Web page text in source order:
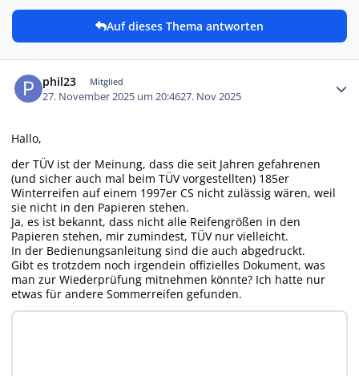
Auf dieses Thema antworten
phil23 Mitglied
27. November 2025 um 20:4627. Nov 2025
Hallo,
der TÜV ist der Meinung, dass die seit Jahren gefahrenen
(und sicher auch mal beim TÜV vorgestellten) 185er
Winterreifen auf einem 1997er CS nicht zulässig wären, weil
sie nicht in den Papieren stehen.
Ja, es ist bekannt, dass nicht alle Reifengrößen in den
Papieren stehen, mir zumindest, TÜV nur vielleicht.
In der Bedienungsanleitung sind die auch abgedruckt.
Gibt es trotzdem noch irgendein offizielles Dokument, was
man zur Wiederprüfung mitnehmen könnte? Ich hatte nur
etwas für andere Sommerreifen gefunden.